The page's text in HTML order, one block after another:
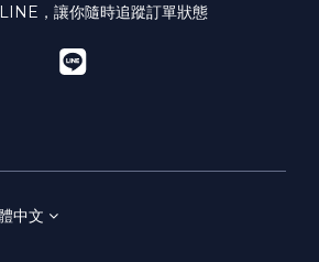
，讓你隨時追蹤訂單狀態
中文